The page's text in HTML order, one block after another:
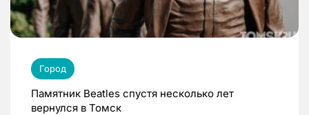
Город
Памятник Beatles спустя несколько лет
вернулся в Томск